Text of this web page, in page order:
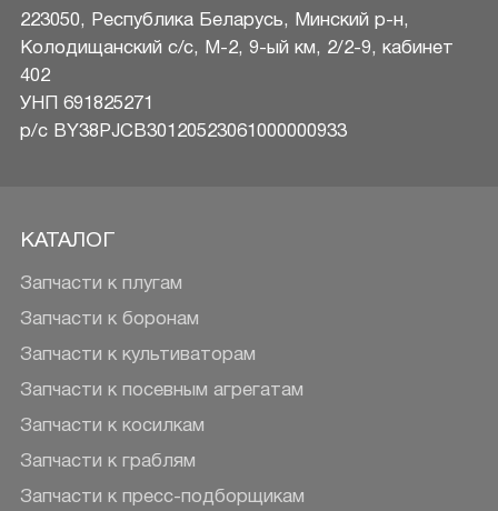
223050, Республика Беларусь, Минский р-н,
Колодищанский с/с, М-2, 9-ый км, 2/2-9, кабинет
402
УНП 691825271
р/c BY38PJCB30120523061000000933
КАТАЛОГ
Запчасти к плугам
Запчасти к боронам
Запчасти к культиваторам
Запчасти к посевным агрегатам
Запчасти к косилкам
Запчасти к граблям
Запчасти к пресс-подборщикам